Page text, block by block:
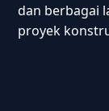
dan berbagai
proyek